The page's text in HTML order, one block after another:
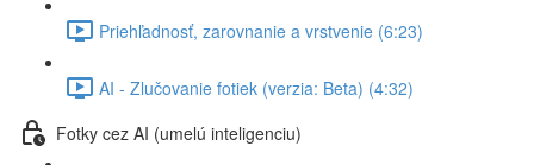
Priehľadnosť, zarovnanie a vrstvenie (6:23)
AI - Zlučovanie fotiek (verzia: Beta) (4:32)
Fotky cez AI (umelú inteligenciu)